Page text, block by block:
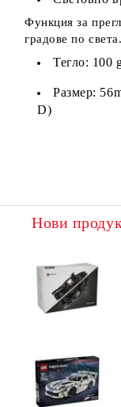
Функция за
градове по света.
Тегло: 100
Размер:
D)
Нови